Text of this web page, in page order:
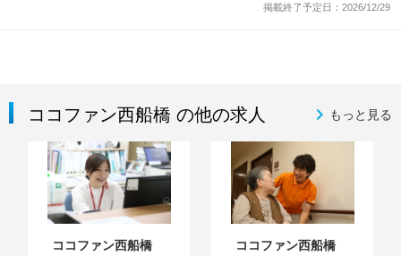
掲載終了予定日：2026/12/29
ココファン西船橋 の他の求人 もっと見る
ココファン西船橋 ココファン西船橋